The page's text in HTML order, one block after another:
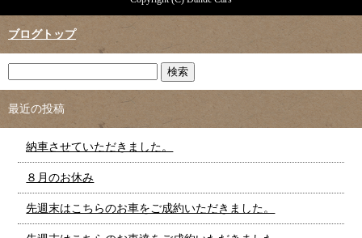
ブログトップ
最近の投稿
納車させていただきました。
８月のお休み
先週末はこちらのお車をご成約いただきました。